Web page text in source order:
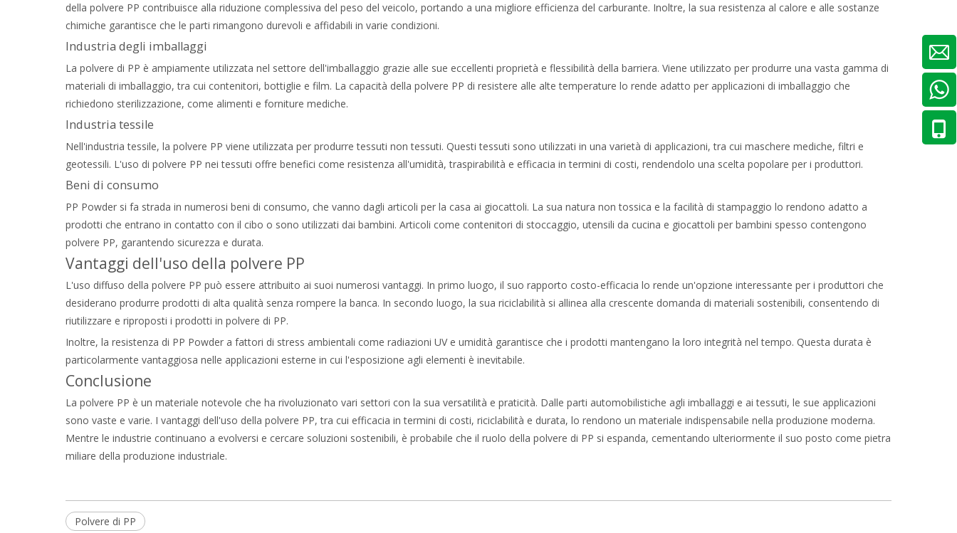
della polvere PP contribuisce alla riduzione complessiva del peso del veicolo, portando a una migliore efficienza del carburante. Inoltre, la sua resistenza al calore e alle sostanze
chimiche garantisce che le parti rimangono durevoli e affidabili in varie condizioni.
Industria degli imballaggi
La polvere di PP è ampiamente utilizzata nel settore dell'imballaggio grazie alle sue eccellenti proprietà e flessibilità della barriera. Viene utilizzato per produrre una vasta gamma di
materiali di imballaggio, tra cui contenitori, bottiglie e film. La capacità della polvere PP di resistere alle alte temperature lo rende adatto per applicazioni di imballaggio che
richiedono sterilizzazione, come alimenti e forniture mediche.
Industria tessile
Nell'industria tessile, la polvere PP viene utilizzata per produrre tessuti non tessuti. Questi tessuti sono utilizzati in una varietà di applicazioni, tra cui maschere mediche, filtri e
geotessili. L'uso di polvere PP nei tessuti offre benefici come resistenza all'umidità, traspirabilità e efficacia in termini di costi, rendendolo una scelta popolare per i produttori.
Beni di consumo
PP Powder si fa strada in numerosi beni di consumo, che vanno dagli articoli per la casa ai giocattoli. La sua natura non tossica e la facilità di stampaggio lo rendono adatto a
prodotti che entrano in contatto con il cibo o sono utilizzati dai bambini. Articoli come contenitori di stoccaggio, utensili da cucina e giocattoli per bambini spesso contengono
polvere PP, garantendo sicurezza e durata.
Vantaggi dell'uso della polvere PP
L'uso diffuso della polvere PP può essere attribuito ai suoi numerosi vantaggi. In primo luogo, il suo rapporto costo-efficacia lo rende un'opzione interessante per i produttori che
desiderano produrre prodotti di alta qualità senza rompere la banca. In secondo luogo, la sua riciclabilità si allinea alla crescente domanda di materiali sostenibili, consentendo di
riutilizzare e riproposti i prodotti in polvere di PP.
Inoltre, la resistenza di PP Powder a fattori di stress ambientali come radiazioni UV e umidità garantisce che i prodotti mantengano la loro integrità nel tempo. Questa durata è
particolarmente vantaggiosa nelle applicazioni esterne in cui l'esposizione agli elementi è inevitabile.
Conclusione
La polvere PP è un materiale notevole che ha rivoluzionato vari settori con la sua versatilità e praticità. Dalle parti automobilistiche agli imballaggi e ai tessuti, le sue applicazioni
sono vaste e varie. I vantaggi dell'uso della polvere PP, tra cui efficacia in termini di costi, riciclabilità e durata, lo rendono un materiale indispensabile nella produzione moderna.
Mentre le industrie continuano a evolversi e cercare soluzioni sostenibili, è probabile che il ruolo della polvere di PP si espanda, cementando ulteriormente il suo posto come pietra
miliare della produzione industriale.
Polvere di PP